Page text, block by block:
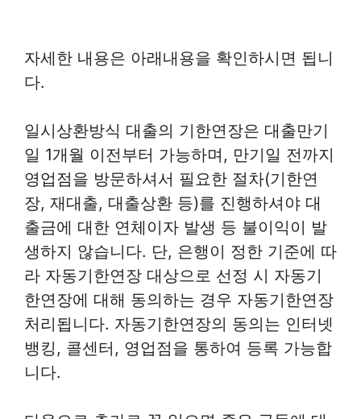
자세한 내용은 아래내용을 확인하시면 됩니
다.
일시상환방식 대출의 기한연장은 대출만기
일 1개월 이전부터 가능하며, 만기일 전까지
영업점을 방문하셔서 필요한 절차(기한연
장, 재대출, 대출상환 등)를 진행하셔야 대
출금에 대한 연체이자 발생 등 불이익이 발
생하지 않습니다. 단, 은행이 정한 기준에 따
라 자동기한연장 대상으로 선정 시 자동기
한연장에 대해 동의하는 경우 자동기한연장
처리됩니다. 자동기한연장의 동의는 인터넷
뱅킹, 콜센터, 영업점을 통하여 등록 가능합
니다.